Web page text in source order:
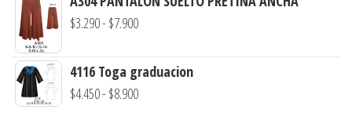
$7.900
precios:
hasta
$7.900
$3.290- $7.900Rango
precios:
desde
4116 Toga graduacion
$4.450- $8.900Rango